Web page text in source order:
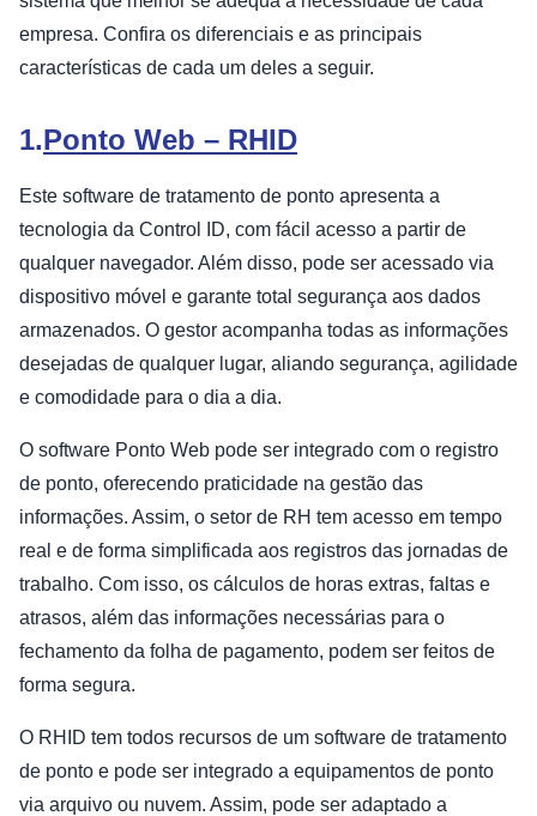
empresa. Confira os diferenciais e as principais
características de cada um deles a seguir.
1.Ponto Web – RHID
Este software de tratamento de ponto apresenta a
tecnologia da Control ID, com fácil acesso a partir de
qualquer navegador. Além disso, pode ser acessado via
dispositivo móvel e garante total segurança aos dados
armazenados. O gestor acompanha todas as informações
desejadas de qualquer lugar, aliando segurança, agilidade
e comodidade para o dia a dia.
O software Ponto Web pode ser integrado com o registro
de ponto, oferecendo praticidade na gestão das
informações. Assim, o setor de RH tem acesso em tempo
real e de forma simplificada aos registros das jornadas de
trabalho. Com isso, os cálculos de horas extras, faltas e
atrasos, além das informações necessárias para o
fechamento da folha de pagamento, podem ser feitos de
forma segura.
O RHID tem todos recursos de um software de tratamento
de ponto e pode ser integrado a equipamentos de ponto
via arquivo ou nuvem. Assim, pode ser adaptado a